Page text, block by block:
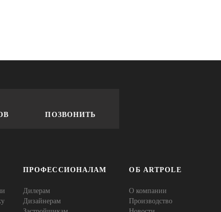
ПОЗВОНИТЬ
ПРОФЕССИОНАЛАМ
Дилерам
Дизайнерам
ОБ ARTPOLE
О компании
Производство